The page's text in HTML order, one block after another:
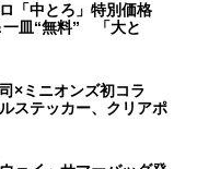
「中とろ」特別価格
皿“無料” 「大と
×ミニオンズ初コラ
ステッカー、クリアポ